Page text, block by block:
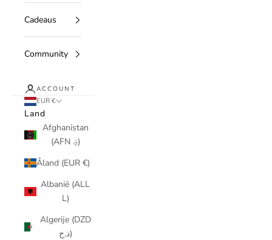
Cadeaus
Community
ACCOUNT
EUR €
Land
Afghanistan
(AFN ؋)
Åland (EUR €)
Albanië (ALL
L)
Algerije (DZD
د.ج)